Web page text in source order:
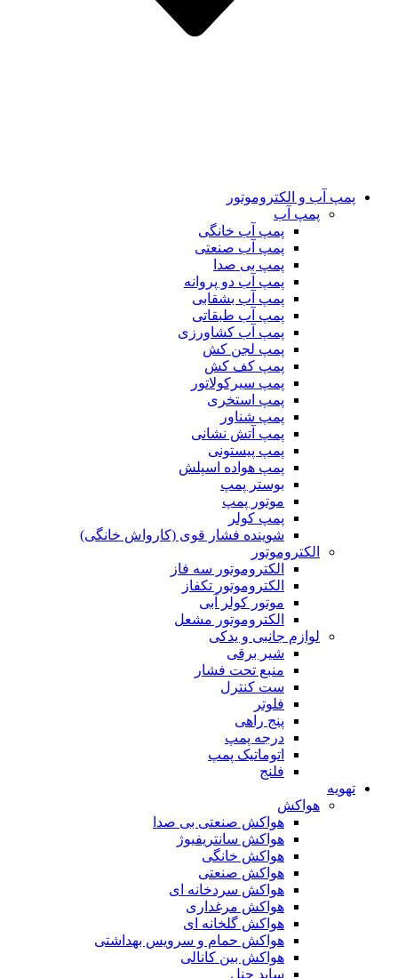
پمپ آب و الکتروموتور
پمپ آب
پمپ آب خانگی
پمپ آب صنعتی
پمپ بی صدا
پمپ آب دو پروانه
پمپ آب بشقابی
پمپ آب طبقاتی
پمپ آب کشاورزی
پمپ لجن کش
پمپ کف کش
پمپ سیرکولاتور
پمپ استخری
پمپ شناور
پمپ آتش نشانی
پمپ پیستونی
پمپ هواده اسپلش
بوستر پمپ
موتور پمپ
پمپ کولر
شوینده فشار قوی (کارواش خانگی)
الکتروموتور
الکتروموتور سه فاز
الکتروموتور تکفاز
موتور کولر آبی
الکتروموتور مشعل
لوازم جانبی و یدکی
شیر برقی
منبع تحت فشار
ست کنترل
فلوتر
پنج راهی
درجه پمپ
اتوماتیک پمپ
فلنج
تهویه
هواکش
هواکش صنعتی بی صدا
هواکش سانتریفیوژ
هواکش خانگی
هواکش صنعتی
هواکش سردخانه ای
هواکش مرغداری
هواکش گلخانه ای
هواکش حمام و سرویس بهداشتی
هواکش بین کانالی
ساید چنل